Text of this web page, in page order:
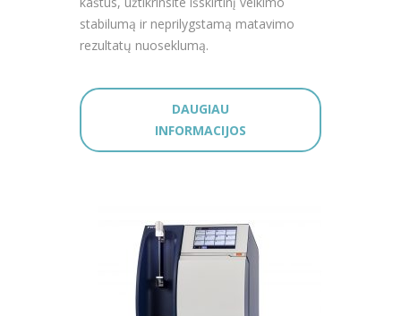
stabilumą ir neprilygstamą matavimo
rezultatų nuoseklumą.
DAUGIAU
INFORMACIJOS